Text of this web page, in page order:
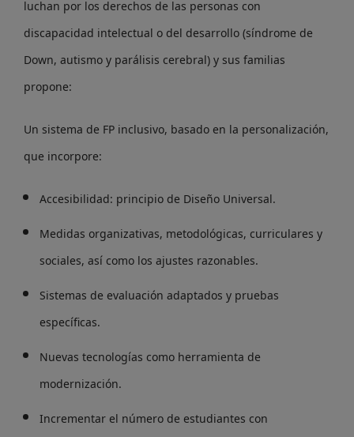
luchan por los derechos de las personas con
discapacidad intelectual o del desarrollo (síndrome de
Down, autismo y parálisis cerebral) y sus familias
propone:
Un sistema de FP inclusivo, basado en la personalización,
que incorpore:
Accesibilidad: principio de Diseño Universal.
Medidas organizativas, metodológicas, curriculares y
sociales, así como los ajustes razonables.
Sistemas de evaluación adaptados y pruebas
específicas.
Nuevas tecnologías como herramienta de
modernización.
Incrementar el número de estudiantes con